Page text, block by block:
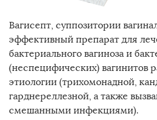
Искусственная Слеза
ДиклофенакЛонг
Носолин-бальзам
Вагисепт
Вагисепт, суппозитории
эффективный препарат для
бактериального вагиноза и
(неспецифических) вагинитов
этиологии (трихомонадной,
гарднереллезной, а также
смешанными инфекциями).